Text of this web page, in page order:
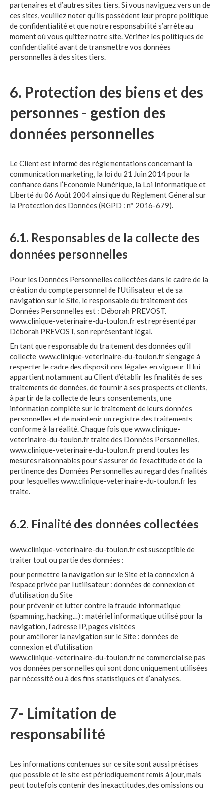
partenaires et d’autres sites tiers. Si vous naviguez vers un de
ces sites, veuillez noter qu’ils possèdent leur propre politique
de confidentialité et que notre responsabilité s’arrête au
moment où vous quittez notre site. Vérifiez les politiques de
confidentialité avant de transmettre vos données
personnelles à des sites tiers.
6. Protection des biens et des
personnes - gestion des
données personnelles
Le Client est informé des réglementations concernant la
communication marketing, la loi du 21 Juin 2014 pour la
confiance dans l’Economie Numérique, la Loi Informatique et
Liberté du 06 Août 2004 ainsi que du Règlement Général sur
la Protection des Données (RGPD : n° 2016-679).
6.1. Responsables de la collecte des
données personnelles
Pour les Données Personnelles collectées dans le cadre de la
création du compte personnel de l’Utilisateur et de sa
navigation sur le Site, le responsable du traitement des
Données Personnelles est : Déborah PREVOST.
www.clinique-veterinaire-du-toulon.fr est représenté par
Déborah PREVOST, son représentant légal.
En tant que responsable du traitement des données qu’il
collecte, www.clinique-veterinaire-du-toulon.fr s’engage à
respecter le cadre des dispositions légales en vigueur. Il lui
appartient notamment au Client d’établir les finalités de ses
traitements de données, de fournir à ses prospects et clients,
à partir de la collecte de leurs consentements, une
information complète sur le traitement de leurs données
personnelles et de maintenir un registre des traitements
conforme à la réalité. Chaque fois que www.clinique-
veterinaire-du-toulon.fr traite des Données Personnelles,
www.clinique-veterinaire-du-toulon.fr prend toutes les
mesures raisonnables pour s’assurer de l’exactitude et de la
pertinence des Données Personnelles au regard des finalités
pour lesquelles www.clinique-veterinaire-du-toulon.fr les
traite.
6.2. Finalité des données collectées
www.clinique-veterinaire-du-toulon.fr est susceptible de
traiter tout ou partie des données :
pour permettre la navigation sur le Site et la connexion à
l'espace privée par l’utilisateur : données de connexion et
d’utilisation du Site
pour prévenir et lutter contre la fraude informatique
(spamming, hacking…) : matériel informatique utilisé pour la
navigation, l’adresse IP, pages visitées
pour améliorer la navigation sur le Site : données de
connexion et d’utilisation
www.clinique-veterinaire-du-toulon.fr ne commercialise pas
vos données personnelles qui sont donc uniquement utilisées
par nécessité ou à des fins statistiques et d’analyses.
7- Limitation de
responsabilité
Les informations contenues sur ce site sont aussi précises
que possible et le site est périodiquement remis à jour, mais
peut toutefois contenir des inexactitudes, des omissions ou